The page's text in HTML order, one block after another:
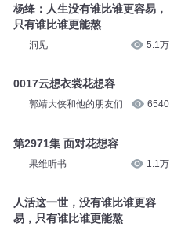
杨绛：人生没有谁比谁更容易，
只有谁比谁更能熬
洞见 5.1万
0017云想衣裳花想容
郭靖大侠和他的朋友们 6540
第2971集 面对花想容
果维听书 1.1万
人活这一世，没有谁比谁更容
易，只有谁比谁更能熬